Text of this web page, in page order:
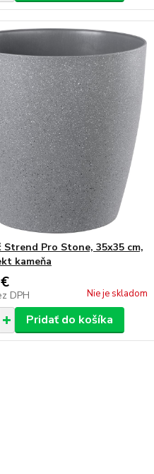
Strend Pro Stone, 35x35 cm,
kameňa
DPH Nie je skladom
Pridať do košíka